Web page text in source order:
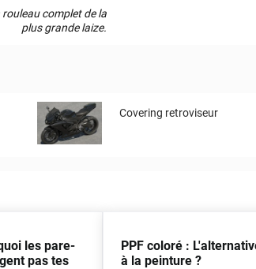
rouleau complet de la
plus grande laize.
Covering retroviseur
les pare-
pas tes
PPF coloré :
à la peinture ?